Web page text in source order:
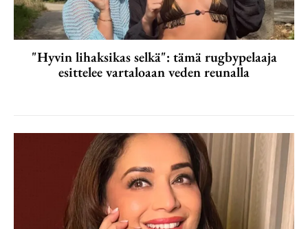
"Hyvin lihaksikas selkä": tämä rugbypelaaja
esittelee vartaloaan veden reunalla